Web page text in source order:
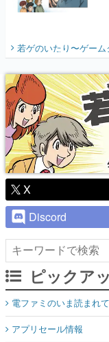
若ゲのいたり〜ゲー
X
Discord
ピックア
電ファミのいま読まれ
アプリセール情報